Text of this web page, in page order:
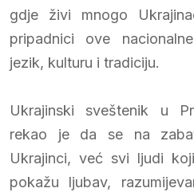
gdje živi mnogo
pripadnici ove
jezik, kulturu i tradiciju.
Ukrajinski sveštenik u
rekao je da se na
Ukrajinci, već svi ljudi
pokažu ljubav,